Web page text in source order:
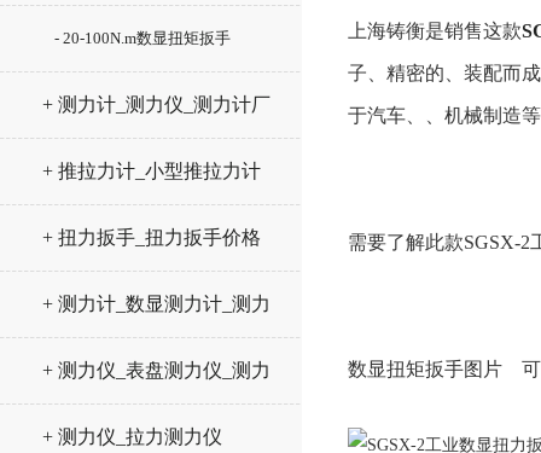
- 20-100N.m数显扭矩扳手
+ 测力计_测力仪_测力计厂
家
+ 推拉力计_小型推拉力计
+ 扭力扳手_扭力扳手价格
+ 测力计_数显测力计_测力
仪
+ 测力仪_表盘测力仪_测力
计
+ 测力仪_拉力测力仪
上海铸衡是销售这款
子、精密的、装配而
于汽车、、机械制造
需要了解此款SGSX-
数显扭矩扳手图片